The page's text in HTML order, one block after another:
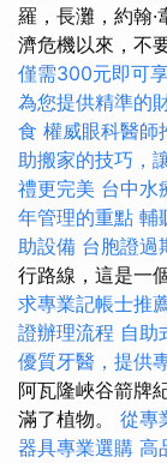
羅，長灘，約翰
濟危機以來，不
僅需300元即可
為您提供精準的
食 權威眼科醫師
助搬家的技巧，
禮更完美 台中水
年管理的重點 輔
助設備 台胞證過
行路線，這是一
求專業記帳士推
證辦理流程 自助
優質牙醫，提供
阿瓦隆峽谷箭牌
滿了植物。 從專
器具專業選購 高